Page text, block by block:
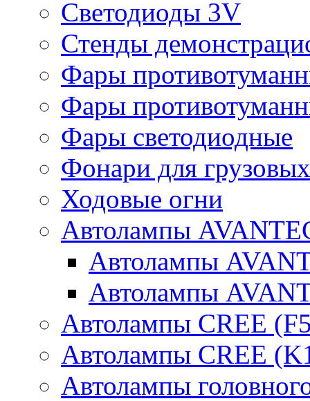
Светодиоды 3V
Стенды
Фары
Фары
Фары светодиодные
Фонари для
Ходовые огни
Автолампы
Автолампы
Автолампы
Автолампы CREE
Автолампы CREE
Автолампы